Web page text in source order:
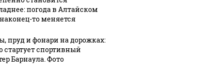
Для тех, кто в
поиске:
поздравления
с Днем
погода в Алтайском
то меняется
пруд и фонари на дорожках:
стартует спортивный
Барнаула. Фото